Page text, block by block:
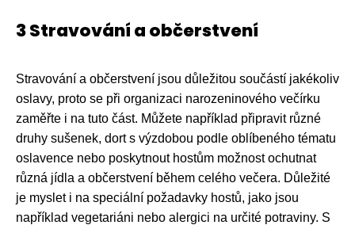
3 Stravování a občerstvení
Stravování a občerstvení jsou důležitou součástí jakékoliv
oslavy, proto se při organizaci narozeninového večírku
zaměřte i na tuto část. Můžete například připravit různé
druhy sušenek, dort s výzdobou podle oblíbeného tématu
oslavence nebo poskytnout hostům možnost ochutnat
různá jídla a občerstvení během celého večera. Důležité
je myslet i na speciální požadavky hostů, jako jsou
například vegetariáni nebo alergici na určité potraviny. S